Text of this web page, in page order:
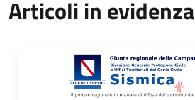
Articoli in evidenza